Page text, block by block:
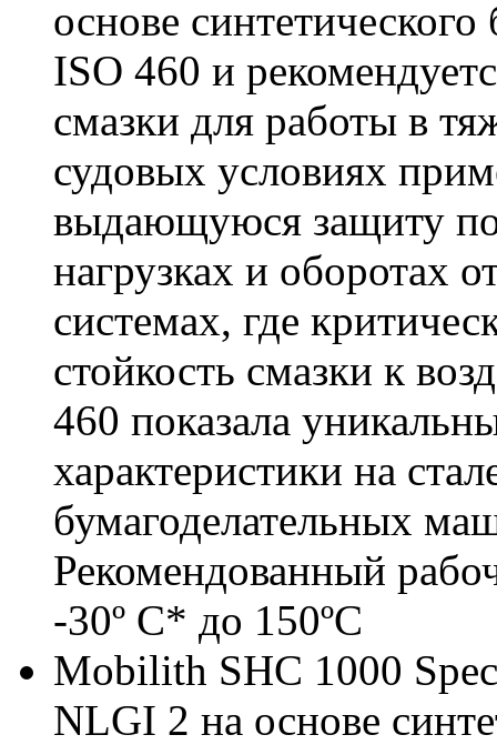
основе синтетического
ISO 460 и
смазки для работы в
судовых условиях
выдающуюся защиту
нагрузках и оборотах
системах, где
стойкость смазки к
460 показала
характеристики на
бумагоделательных
Рекомендованный
-30º C* до 150ºC
Mobilith SHC 1000
NLGI 2 на основе